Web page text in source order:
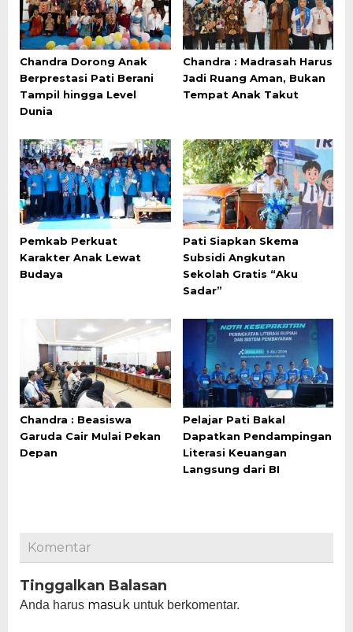
Chandra Dorong Anak
Berprestasi Pati Berani
Tampil hingga Level
Dunia
Chandra : Madrasah Harus
Jadi Ruang Aman, Bukan
Tempat Anak Takut
Pemkab Perkuat
Karakter Anak Lewat
Budaya
Pati Siapkan Skema
Subsidi Angkutan
Sekolah Gratis “Aku
Sadar”
Chandra : Beasiswa
Garuda Cair Mulai Pekan
Depan
Pelajar Pati Bakal
Dapatkan Pendampingan
Literasi Keuangan
Langsung dari BI
Komentar
Tinggalkan Balasan
Anda harus masuk untuk berkomentar.